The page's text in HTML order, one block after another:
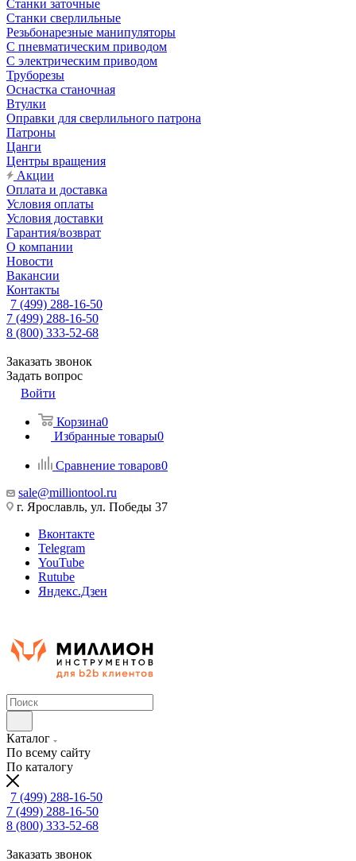
Станки заточные
Станки сверлильные
Резьбонарезные манипуляторы
С пневматическим приводом
С электрическим приводом
Труборезы
Оснастка станочная
Втулки
Оправки для сверлильного патрона
Патроны
Цанги
Центры вращения
Акции
Оплата и доставка
Условия оплаты
Условия доставки
Гарантия/возврат
О компании
Новости
Вакансии
Контакты
7 (499) 288-16-50
7 (499) 288-16-50
8 (800) 333-52-68
Заказать звонок
Задать вопрос
Войти
Корзина0
Избранные товары0
Сравнение товаров0
sale@milliontool.ru
г. Ярославль, ул. Победы 37
Вконтакте
Telegram
YouTube
Rutube
Яндекс.Дзен
Каталог
По всему сайту
По каталогу
7 (499) 288-16-50
7 (499) 288-16-50
8 (800) 333-52-68
Заказать звонок